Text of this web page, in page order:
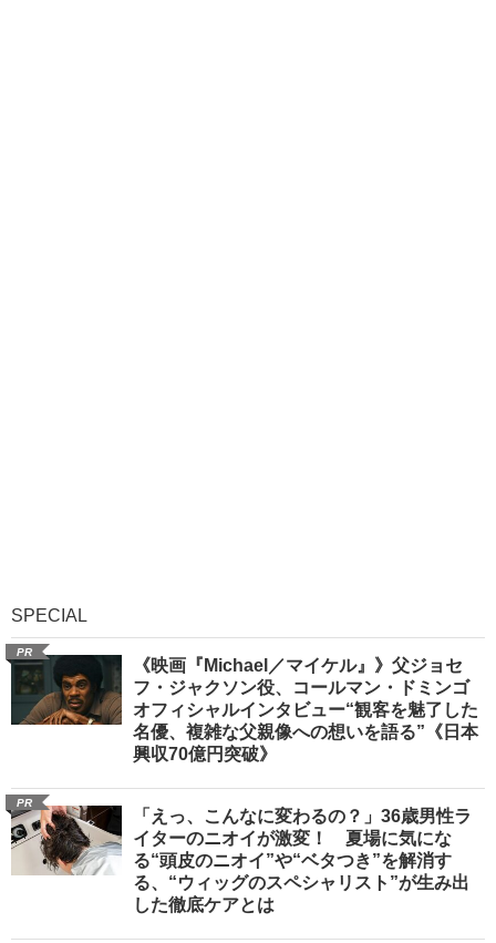
SPECIAL
PR
《映画『Michael／マイケル』》父ジョセ
フ・ジャクソン役、コールマン・ドミンゴ
オフィシャルインタビュー“観客を魅了した
名優、複雑な父親像への想いを語る”《日本
興収70億円突破》
PR
「えっ、こんなに変わるの？」36歳男性ラ
イターのニオイが激変！ 夏場に気にな
る“頭皮のニオイ”や“ベタつき”を解消す
る、“ウィッグのスペシャリスト”が生み出
した徹底ケアとは